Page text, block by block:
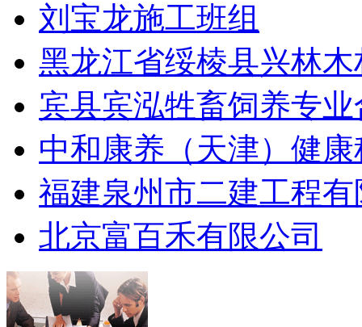
刘宝龙施工班组
黑龙江省绥棱县兴林
宾县宾泓牲畜饲养专
中和康养（天津）健
福建泉州市二建工程
北京富百禾有限公司